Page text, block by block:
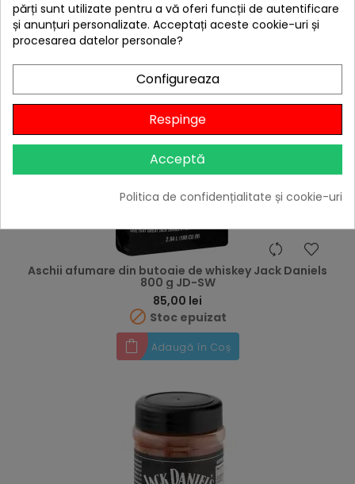
Adaugă în Coș
Aschii afumare din butoaie de whiskey Jack Daniels
800 g JD-SW
85,00 lei
 Stoc epuizat
Adaugă în Coș
părți sunt utilizate pentru a vă oferi funcții de autentificare
și anunțuri personalizate. Acceptați aceste cookie-uri și
procesarea datelor personale?
Configureaza
Respinge
Acceptă
Politica de confidențialitate și cookie-uri
E